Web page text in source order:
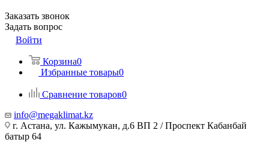
Заказать звонок
Задать вопрос
Войти
Корзина0
Избранные товары0
Сравнение товаров0
info@megaklimat.kz
г. Астана, ул. Кажымукан, д.6 ВП 2 / Проспект Кабанбай
батыр 64